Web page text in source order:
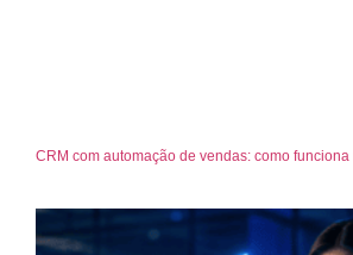
CRM com automação de vendas: como